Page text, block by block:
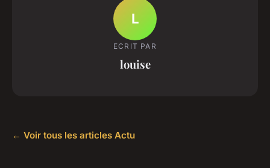
L
ECRIT PAR
louise
← Voir tous les articles Actu